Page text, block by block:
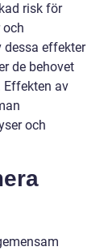
risk för
dessa effekter
de behovet
Effekten av
och